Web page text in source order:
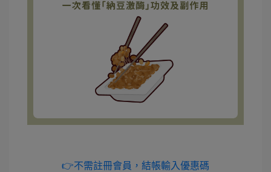
👉不需註冊會員，結帳輸入優惠碼